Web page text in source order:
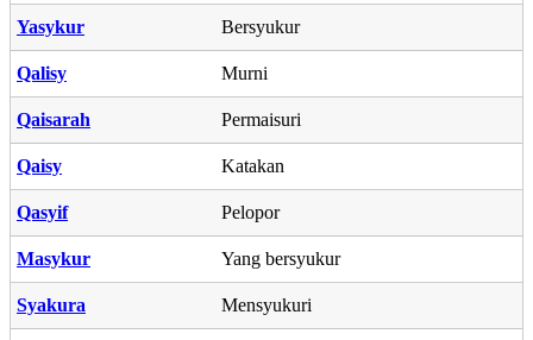
Yasykur Bersyukur
Qalisy Murni
Qaisarah Permaisuri
Qaisy Katakan
Qasyif Pelopor
Masykur Yang bersyukur
Syakura Mensyukuri